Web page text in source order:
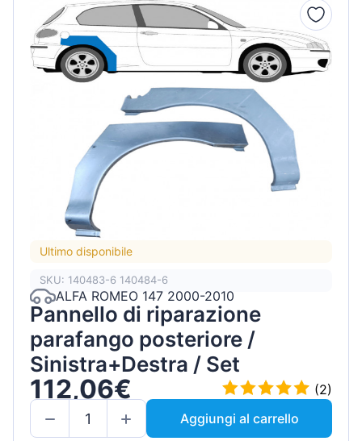
Ultimo disponibile
SKU: 140483-6 140484-6
ALFA ROMEO 147 2000-2010
Pannello di riparazione
parafango posteriore /
Sinistra+Destra / Set
112,06€
(2)
Aggiungi al carrello